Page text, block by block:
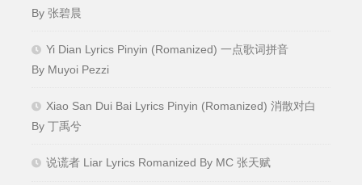
By 张碧晨
Yi Dian Lyrics Pinyin (Romanized) 一点歌词拼音
By Muyoi Pezzi
Xiao San Dui Bai Lyrics Pinyin (Romanized) 消散对白
By 丁禹兮
说谎者 Liar Lyrics Romanized By MC 张天赋